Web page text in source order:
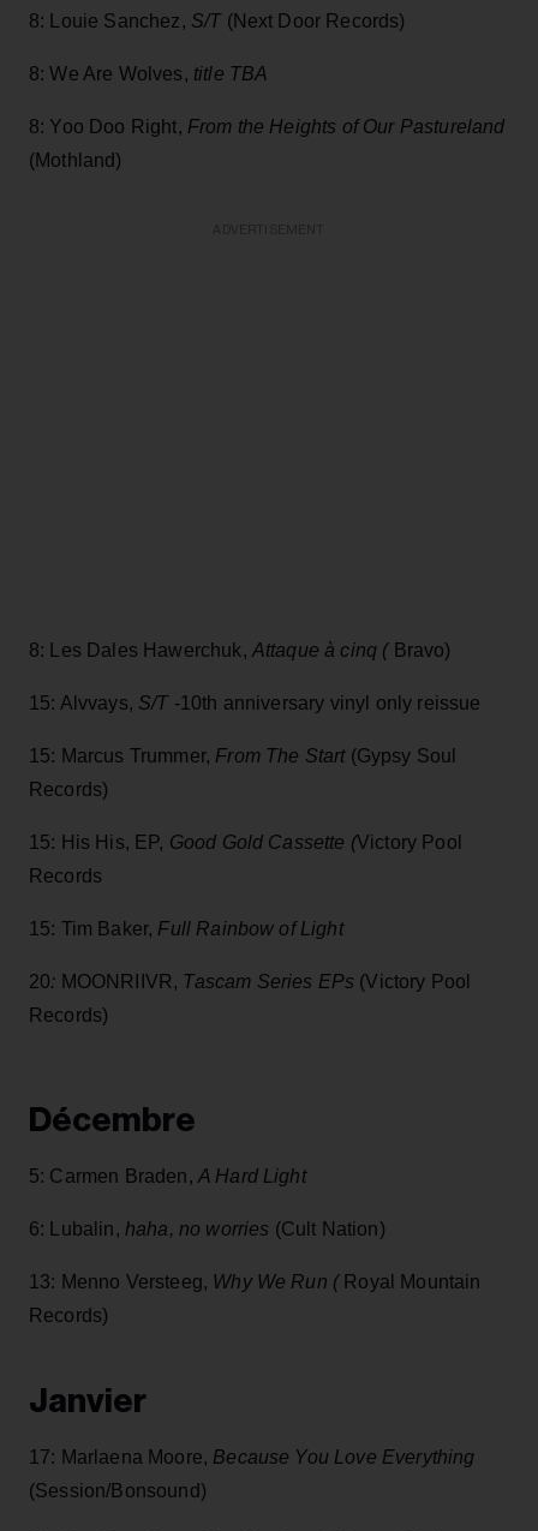
8: Louie Sanchez, S/T(Next Door Records)
8: We Are Wolves, title TBA
8: Yoo Doo Right, From the Heights of Our Pastureland
(Mothland)
8: Les Dales Hawerchuk, Attaque à cinq (Bravo)
15: Alvvays, S/T-10th anniversary vinyl only reissue
15: Marcus Trummer, From The Start (Gypsy Soul
Records)
15: His His, EP, Good Gold Cassette (Victory Pool
Records
15: Tim Baker, Full Rainbow of Light
20: MOONRIIVR, Tascam Series EPs (Victory Pool
Records)
Décembre
5: Carmen Braden, A Hard Light
6: Lubalin, haha, no worries (Cult Nation)
13: Menno Versteeg, Why We Run (Royal Mountain
Records)
Janvier
17: Marlaena Moore, Because You Love Everything
(Session/Bonsound)